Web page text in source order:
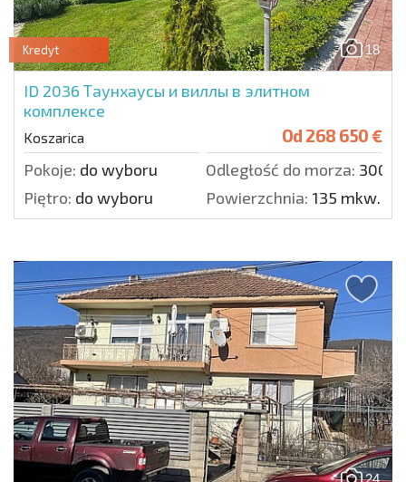
18
Kredyt
ID 2036 Таунхаусы и виллы в элитном
комплексе
Koszarica Od 268 650 €
Pokoje: do wyboru Odległość do morza: 3000
Piętro: do wyboru Powierzchnia: 135 mkw.
24